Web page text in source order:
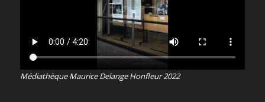
Médiathèque Maurice Delange Honfleur 2022